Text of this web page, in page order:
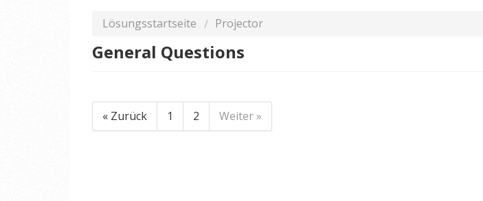
Lösungsstartseite Projector
General Questions
« Zurück 1 2 Weiter »